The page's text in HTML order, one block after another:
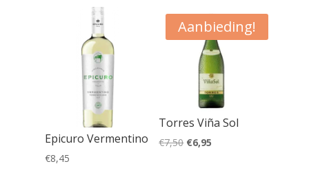
€8,95.
is:
€8,75.
Epicuro Vermentino
€8,45
Aanbieding!
Torres Viña Sol
€7,50 Oorspronkelijke
€6,95